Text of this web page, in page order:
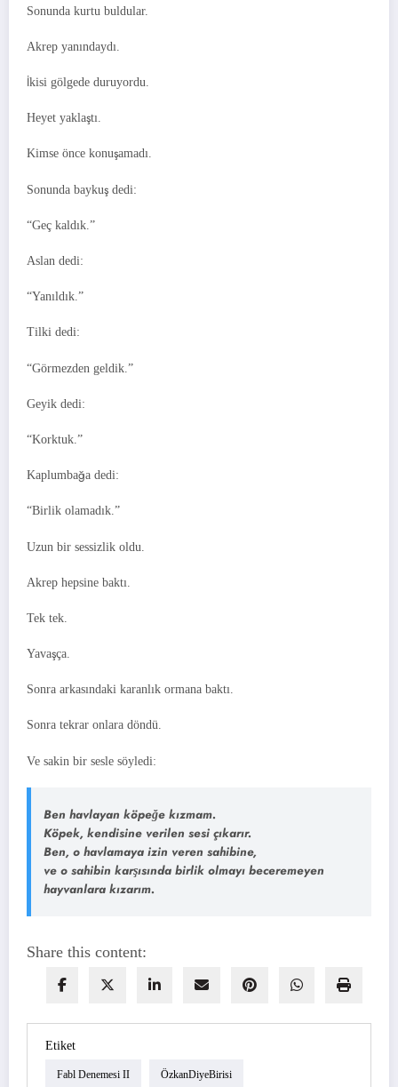
Sonunda kurtu buldular.
Akrep yanındaydı.
İkisi gölgede duruyordu.
Heyet yaklaştı.
Kimse önce konuşamadı.
Sonunda baykuş dedi:
“Geç kaldık.”
Aslan dedi:
“Yanıldık.”
Tilki dedi:
“Görmezden geldik.”
Geyik dedi:
“Korktuk.”
Kaplumbağa dedi:
“Birlik olamadık.”
Uzun bir sessizlik oldu.
Akrep hepsine baktı.
Tek tek.
Yavaşça.
Sonra arkasındaki karanlık ormana baktı.
Sonra tekrar onlara döndü.
Ve sakin bir sesle söyledi:
Ben havlayan köpeğe kızmam.
Köpek, kendisine verilen sesi çıkarır.
Ben, o havlamaya izin veren sahibine,
ve o sahibin karşısında birlik olmayı beceremeyen
hayvanlara kızarım.
Share this content:
Etiket
Fabl Denemesi II ÖzkanDiyeBirisi